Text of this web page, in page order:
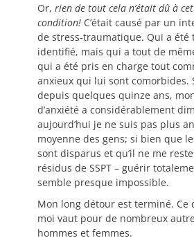
Or, rien de tout cela n’était dû à
condition! C’était causé par un
de stress-traumatique. Qui a été
identifié, mais qui a tout de
qui a été pris en charge tout
anxieux qui lui sont comorbides.
depuis quelques quinze ans,
d’anxiété a considérablement
aujourd’hui je ne suis pas plus
moyenne des gens; si bien que
sont disparus et qu’il ne me
résidus de SSPT – guérir
semble presque impossible.
Mon long détour est terminé. Ce
moi vaut pour de nombreux
hommes et femmes.